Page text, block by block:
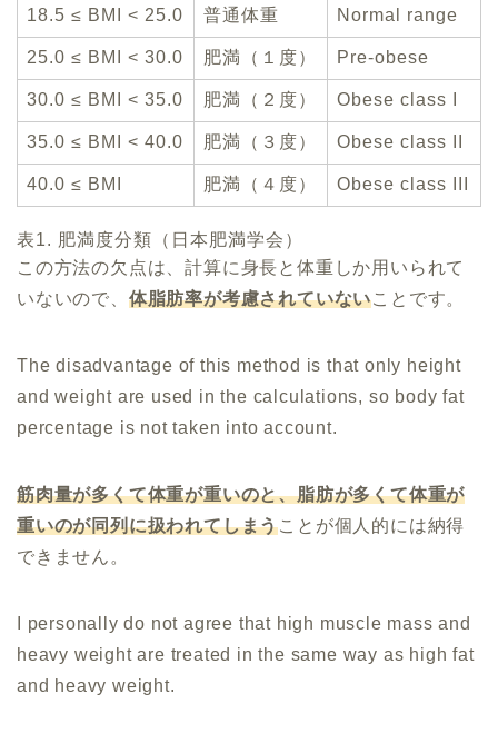
18.5 ≤ BMI < 25.0 普通体重 Normal range
25.0 ≤ BMI < 30.0 肥満（１度） Pre-obese
30.0 ≤ BMI < 35.0 肥満（２度） Obese class I
35.0 ≤ BMI < 40.0 肥満（３度） Obese class II
40.0 ≤ BMI 肥満（４度） Obese class III
表1. 肥満度分類（日本肥満学会）
この方法の欠点は、計算に身長と体重しか用いられて
いないので、 体脂肪率が考慮されていないことです。
The disadvantage of this method is that only height
and weight are used in the calculations, so body fat
percentage is not taken into account.
筋肉量が多くて体重が重いのと、脂肪が多くて体重が
重いのが同列に扱われてしまうことが個人的には納得
できません。
I personally do not agree that high muscle mass and
heavy weight are treated in the same way as high fat
and heavy weight.